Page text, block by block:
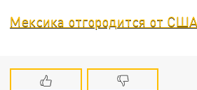
Мексика отгородится от